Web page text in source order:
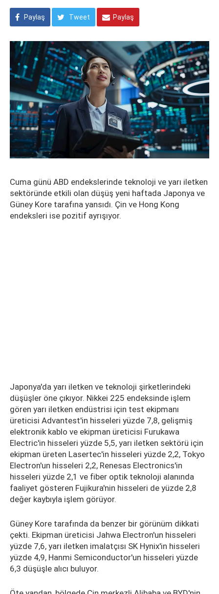
Paylaş Tweet Paylaş
Cuma günü ABD endekslerinde teknoloji ve yarı iletken
sektöründe etkili olan düşüş yeni haftada Japonya ve
Güney Kore tarafına yansıdı. Çin ve Hong Kong
endeksleri ise pozitif ayrışıyor.
Japonya'da yarı iletken ve teknoloji şirketlerindeki
düşüşler öne çıkıyor. Nikkei 225 endeksinde işlem
gören yarı iletken endüstrisi için test ekipmanı
üreticisi Advantest'in hisseleri yüzde 7,8, gelişmiş
elektronik kablo ve ekipman üreticisi Furukawa
Electric'in hisseleri yüzde 5,5, yarı iletken sektörü için
ekipman üreten Lasertec'in hisseleri yüzde 2,2, Tokyo
Electron'un hisseleri 2,2, Renesas Electronics'in
hisseleri yüzde 2,1 ve fiber optik teknoloji alanında
faaliyet gösteren Fujikura'nin hisseleri de yüzde 2,8
değer kaybıyla işlem görüyor.
Güney Kore tarafında da benzer bir görünüm dikkati
çekti. Ekipman üreticisi Jahwa Electron'un hisseleri
yüzde 7,6, yarı iletken imalatçısı SK Hynix'in hisseleri
yüzde 4,9, Hanmi Semiconductor'un hisseleri yüzde
6,3 düşüşle alıcı buluyor.